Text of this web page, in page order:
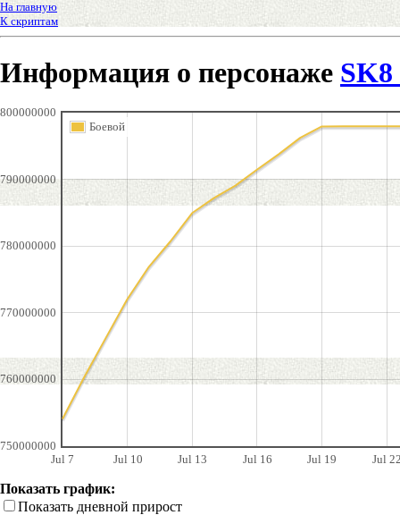
На главную
К скриптам
Информация о персонаже
Jul 7 Jul 10 Jul 13 Jul 16 Jul 19 Jul
750000000
760000000
770000000
780000000
790000000
800000000
Боевой
Показать график:
Показать дневной прирост